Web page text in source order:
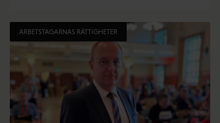
ARBETSTAGARNAS RÄTTIGHETER